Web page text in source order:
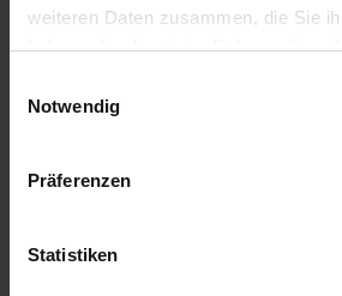
weiteren Daten zusammen, die Sie
haben oder die sie im Rahmen Ihrer
Notwendig
Präferenzen
Statistiken
17,94 € / St
17,94 €pro 1 Stück
Verfügbar